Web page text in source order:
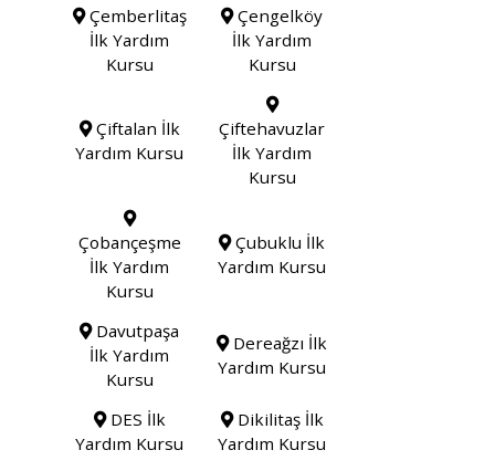
Çemberlitaş
İlk Yardım
Kursu
Çengelköy
İlk Yardım
Kursu
Çiftalan İlk
Yardım Kursu
Çiftehavuzlar
İlk Yardım
Kursu
Çobançeşme
İlk Yardım
Kursu
Çubuklu İlk
Yardım Kursu
Davutpaşa
İlk Yardım
Kursu
Dereağzı İlk
Yardım Kursu
DES İlk
Yardım Kursu
Dikilitaş İlk
Yardım Kursu